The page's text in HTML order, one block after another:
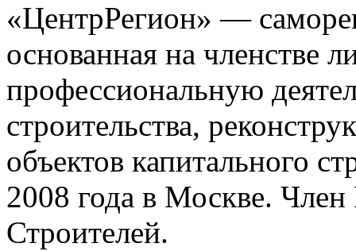
«ЦентрРегион» —
основанная на членстве
профессиональную
строительства,
объектов капитального
2008 года в Москве.
Строителей.